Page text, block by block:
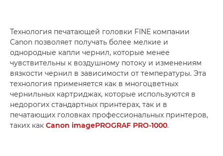
Технология печатающей головки FINE компании
Canon позволяет получать более мелкие и
однородные капли чернил, которые менее
чувствительны к воздушному потоку и изменениям
вязкости чернил в зависимости от температуры. Эта
технология применяется как в многоцветных
чернильных картриджах, которые используются в
недорогих стандартных принтерах, так и в
печатающих головках профессиональных принтеров,
таких как Canon imagePROGRAF PRO-1000.